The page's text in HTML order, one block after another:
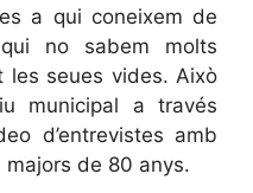
a qui coneixem de
no sabem molts
les seues vides. Això
municipal a través
d’entrevistes amb
de 80 anys.